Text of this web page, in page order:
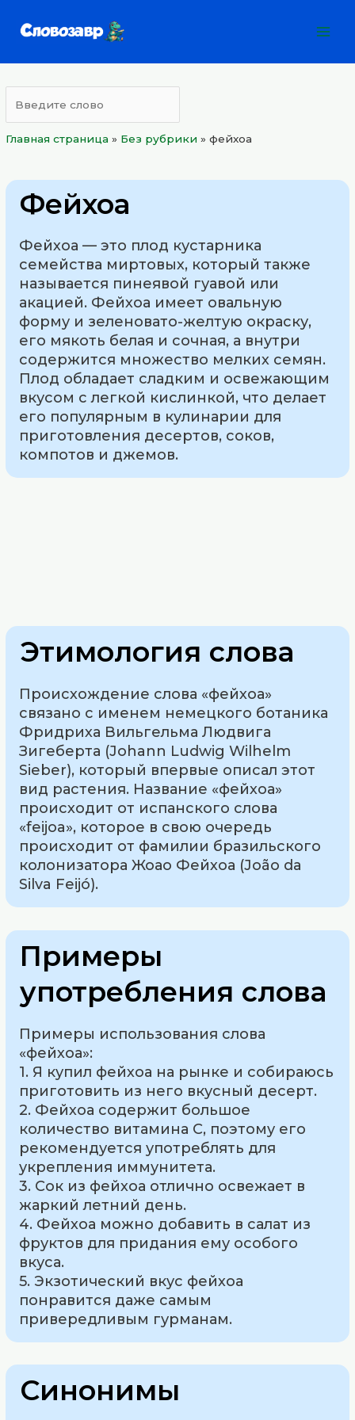
Главная страница » Без рубрики »фейхоа
Фейхоа
Фейхоа — это плод кустарника
семейства миртовых, который также
называется пинеявой гуавой или
акацией. Фейхоа имеет овальную
форму и зеленовато-желтую окраску,
его мякоть белая и сочная, а внутри
содержится множество мелких семян.
Плод обладает сладким и освежающим
вкусом с легкой кислинкой, что делает
его популярным в кулинарии для
приготовления десертов, соков,
компотов и джемов.
Этимология слова
Происхождение слова «фейхоа»
связано с именем немецкого ботаника
Фридриха Вильгельма Людвига
Зигеберта (Johann Ludwig Wilhelm
Sieber), который впервые описал этот
вид растения. Название «фейхоа»
происходит от испанского слова
«feijoa», которое в свою очередь
происходит от фамилии бразильского
колонизатора Жоао Фейхоа (João da
Silva Feijó).
Примеры
употребления слова
Примеры использования слова
«фейхоа»:
1. Я купил фейхоа на рынке и собираюсь
приготовить из него вкусный десерт.
2. Фейхоа содержит большое
количество витамина С, поэтому его
рекомендуется употреблять для
укрепления иммунитета.
3. Сок из фейхоа отлично освежает в
жаркий летний день.
4. Фейхоа можно добавить в салат из
фруктов для придания ему особого
вкуса.
5. Экзотический вкус фейхоа
понравится даже самым
привередливым гурманам.
Синонимы